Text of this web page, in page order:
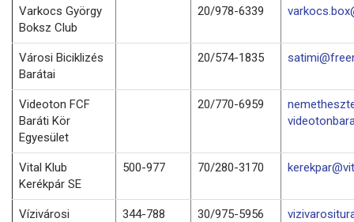
Varkocs György
Boksz Club
20/978-6339
Városi Biciklizés
Barátai
20/574-1835
Videoton FCF
Baráti Kör
Egyesület
20/770-6959
Vital Klub
Kerékpár SE
500-977 70/280-3170
Vízivárosi
344-788 30/975-5956